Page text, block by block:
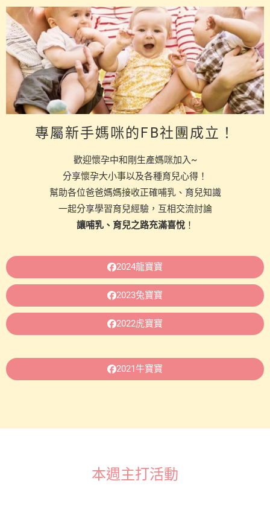
專屬新手媽咪的FB社團成立！
歡迎懷孕中和剛生產媽咪加入~
分享懷孕大小事以及各種育兒心得！
幫助各位爸爸媽媽接收正確哺乳、育兒知識
一起分享學習育兒經驗，互相交流討論
讓哺乳、育兒之路充滿喜悅！
2024龍寶寶
2023兔寶寶
2022虎寶寶
2021牛寶寶
本週主打活動